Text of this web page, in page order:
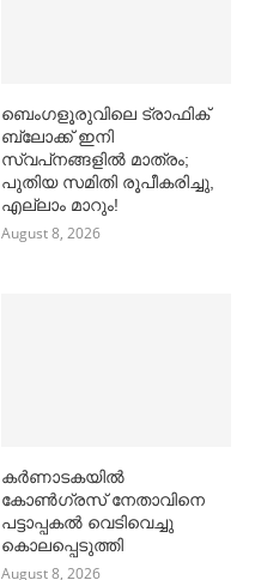
ബെംഗളൂരുവിലെ ട്രാഫിക്
ബ്ലോക്ക് ഇനി
സ്വപ്‌നങ്ങളില്‍ മാത്രം;
പുതിയ സമിതി രൂപീകരിച്ചു,
എല്ലാം മാറും!
August 8, 2026
കര്‍ണാടകയില്‍
കോണ്‍ഗ്രസ് നേതാവിനെ
പട്ടാപ്പകല്‍ വെടിവെച്ചു
കൊലപ്പെടുത്തി
August 8, 2026